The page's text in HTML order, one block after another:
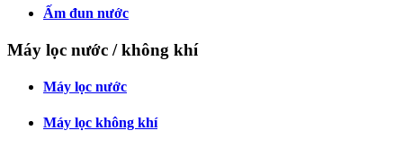
Ấm đun nước
Máy lọc nước / không khí
Máy lọc nước
Máy lọc không khí